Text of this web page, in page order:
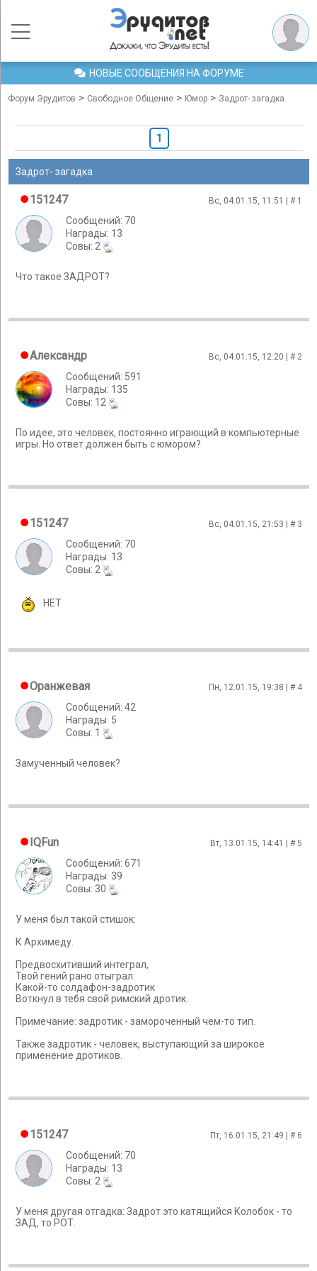
НОВЫЕ СООБЩЕНИЯ НА ФОРУМЕ
Форум Эрудитов > Свободное Общение > Юмор > Задрот- загадка
1
Задрот- загадка
151247 Вс, 04.01.15, 11:51 | # 1
Сообщений: 70
Награды: 13
Cовы: 2
Что такое ЗАДРОТ?
Александр Вс, 04.01.15, 12:20 | # 2
Сообщений: 591
Награды: 135
Cовы: 12
По идее, это человек, постоянно играющий в компьютерные
игры. Но ответ должен быть с юмором?
151247 Вс, 04.01.15, 21:53 | # 3
Сообщений: 70
Награды: 13
Cовы: 2
НЕТ
Оранжевая Пн, 12.01.15, 19:38 | # 4
Сообщений: 42
Награды: 5
Cовы: 1
Замученный человек?
IQFun Вт, 13.01.15, 14:41 | #5
Сообщений: 671
Награды: 39
Cовы: 30
У меня был такой стишок:
К Архимеду.
Предвосхитивший интеграл,
Твой гений рано отыграл:
Какой-то солдафон-задротик
Воткнул в тебя свой римский дротик.
Примечание: задротик - замороченный чем-то тип.
Также задротик - человек, выступающий за широкое
применение дротиков.
151247 Пт, 16.01.15, 21:49 | # 6
Сообщений: 70
Награды: 13
Cовы: 2
У меня другая отгадка: Задрот это катящийся Колобок - то
ЗАД, то РОТ.